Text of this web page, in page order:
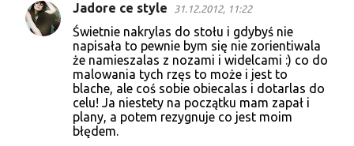
n
t
Jadore ce style 31.12.2012, 11:22
Świetnie nakrylas do stołu i gdybyś nie
napisała to pewnie bym się nie zorientiwala
że namieszalas z nozami i widelcami :) co do
malowania tych rzęs to może i jest to
blache, ale coś sobie obiecalas i dotarlas do
celu! Ja niestety na początku mam zapał i
plany, a potem rezygnuje co jest moim
błędem.